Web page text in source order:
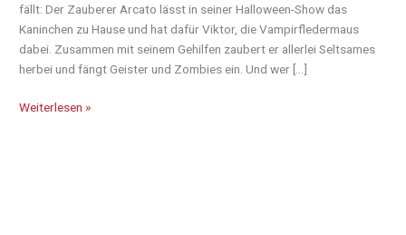
fällt: Der Zauberer Arcato lässt in seiner Halloween-Show das
Kaninchen zu Hause und hat dafür Viktor, die Vampirfledermaus
dabei. Zusammen mit seinem Gehilfen zaubert er allerlei Seltsames
herbei und fängt Geister und Zombies ein. Und wer […]
Weiterlesen »